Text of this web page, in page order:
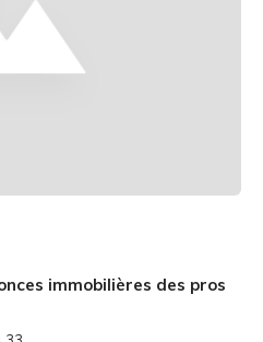
immobilières des pros